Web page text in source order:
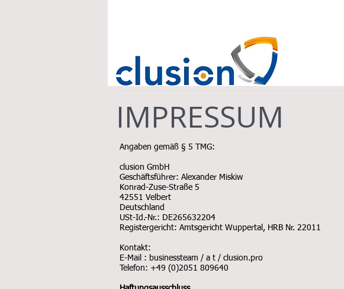
IMPRESSUM
Angaben gemäß § 5 TMG:
clusion GmbH
Geschäftsführer: Alexander Miskiw
Konrad-Zuse-Straße 5
42551 Velbert
Deutschland
USt-Id.-Nr.: DE265632204
Registergericht: Amtsgericht Wuppertal, HRB Nr. 22011
Kontakt:
E-Mail : businessteam / a t / clusion.pro
Telefon: +49 (0)2051 809640